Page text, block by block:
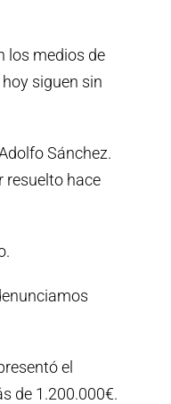
los medios de
siguen sin
Sánchez.
resuelto hace
el
de 1.200.000€.